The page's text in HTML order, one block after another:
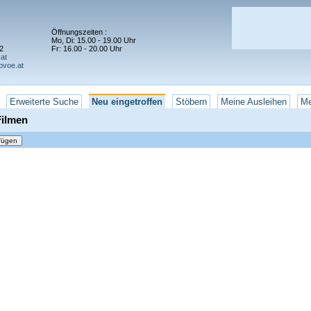
Öffnungszeiten :
Mo, Di: 15.00 - 19.00 Uhr
Fr: 16.00 - 20.00 Uhr
Erweiterte Suche Neu eingetroffen Stöbern Meine Ausleihen